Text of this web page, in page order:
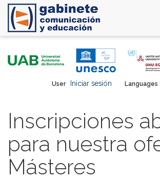
Languages
User Iniciar sesión
Inscripciones
para nuestra
Másteres